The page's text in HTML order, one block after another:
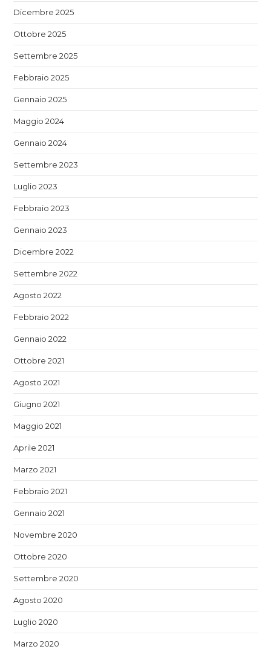
Dicembre 2025
Ottobre 2025
Settembre 2025
Febbraio 2025
Gennaio 2025
Maggio 2024
Gennaio 2024
Settembre 2023
Luglio 2023
Febbraio 2023
Gennaio 2023
Dicembre 2022
Settembre 2022
Agosto 2022
Febbraio 2022
Gennaio 2022
Ottobre 2021
Agosto 2021
Giugno 2021
Maggio 2021
Aprile 2021
Marzo 2021
Febbraio 2021
Gennaio 2021
Novembre 2020
Ottobre 2020
Settembre 2020
Agosto 2020
Luglio 2020
Marzo 2020